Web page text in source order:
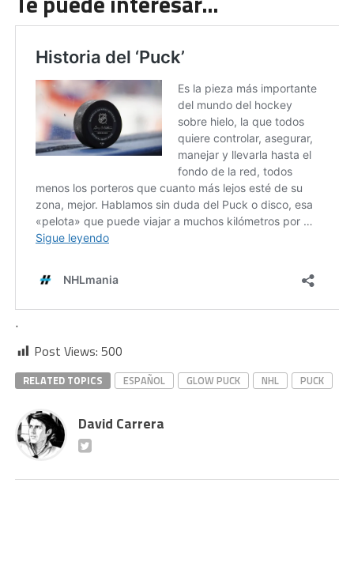
.
Post Views: 500
RELATED TOPICS ESPAÑOL GLOW PUCK NHL PUCK
David Carrera